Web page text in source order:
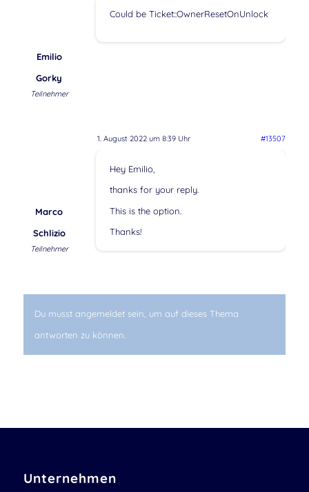
Emilio
Gorky
Teilnehmer
Could be Ticket::OwnerResetOnUnlock
1. August 2022 um 8:39 Uhr #13507
Marco
Schlizio
Teilnehmer
Hey Emilio,
thanks for your reply.
This is the option.
Thanks!
Du musst angemeldet sein, um auf dieses Thema
antworten zu können.
Unternehmen